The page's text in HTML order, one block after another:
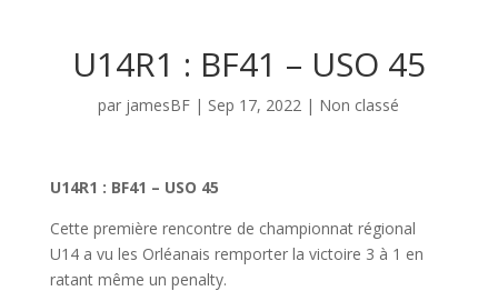
U14R1 : BF41 – USO 45
par jamesBF | Sep 17, 2022 | Non classé
U14R1 : BF41 – USO 45
Cette première rencontre de championnat régional
U14 a vu les Orléanais remporter la victoire 3 à 1 en
ratant même un penalty.